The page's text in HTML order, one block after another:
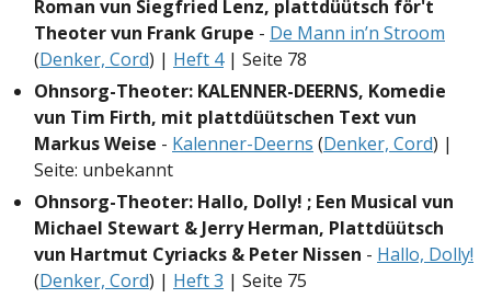
Roman vun Siegfried Lenz, plattdüütsch för't
Theoter vun Frank Grupe - De Mann in’n Stroom
(Denker, Cord) | Heft 4| Seite 78
Ohnsorg-Theoter: KALENNER-DEERNS, Komedie
vun Tim Firth, mit plattdüütschen Text vun
Markus Weise - Kalenner-Deerns (Denker, Cord) |
Seite: unbekannt
Ohnsorg-Theoter: Hallo, Dolly! ; Een Musical vun
Michael Stewart & Jerry Herman, Plattdüütsch
vun Hartmut Cyriacks & Peter Nissen - Hallo, Dolly!
(Denker, Cord) | Heft 3 | Seite 75